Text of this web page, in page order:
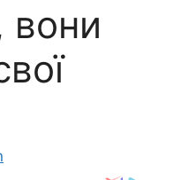
вони